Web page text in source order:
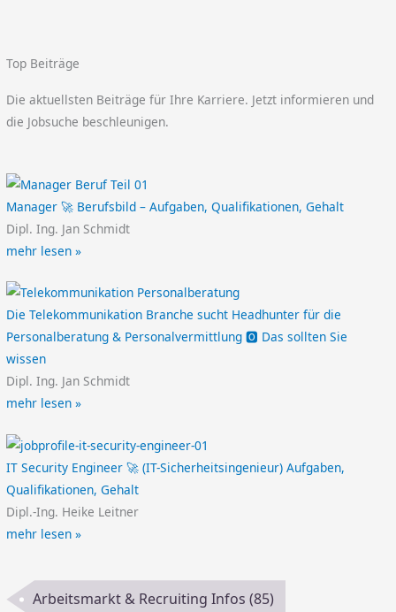
Top Beiträge
Die aktuellsten Beiträge für Ihre Karriere. Jetzt informieren und
die Jobsuche beschleunigen.
Manager 🚀 Berufsbild – Aufgaben, Qualifikationen, Gehalt
Dipl. Ing. Jan Schmidt
mehr lesen »
Die Telekommunikation Branche sucht Headhunter für die
Personalberatung & Personalvermittlung 🅾️ Das sollten Sie
wissen
Dipl. Ing. Jan Schmidt
mehr lesen »
IT Security Engineer 🚀 (IT-Sicherheitsingenieur) Aufgaben,
Qualifikationen, Gehalt
Dipl.-Ing. Heike Leitner
mehr lesen »
Arbeitsmarkt & Recruiting Infos(85)